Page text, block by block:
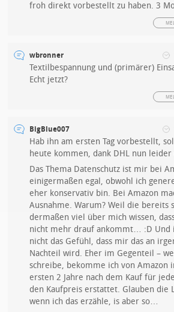
froh direkt vorbestellt zu haben. 3
wbronner
Textilbespannung und (primärer)
Echt jetzt?
BigBlue007
Hab ihn am ersten Tag vorbestellt,
heute kommen, dank DHL nun
Das Thema Datenschutz ist mir bei
einigermaßen egal, obwohl ich
eher konservativ bin. Bei Amazon
Ausnahme. Warum? Weil die bereits
dermaßen viel über mich wissen,
nicht mehr drauf ankommt… :D Und
nicht das Gefühl, dass mir das an
Nachteil wird. Eher im Gegenteil –
schreibe, bekomme ich von Amazon
ersten 2 Jahre nach dem Kauf für
den Kaufpreis erstattet. Glauben die
wenn ich das erzähle, is aber so…